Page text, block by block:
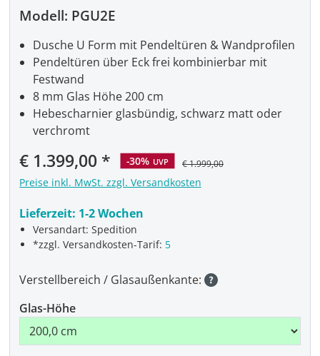
Modell: PGU2E
Verkaufspreis:
€ 1.399,00 -30% UVP € 1.999,00
Preise inkl. MwSt. zzgl. Versandkosten
Lieferzeit: 1-2 Wochen
Versandart: Spedition
*zzgl. Versandkosten-Tarif: 5
Dusche U Form mit Pendeltüren & Wandprofilen
Pendeltüren über Eck frei kombinierbar mit
Festwand
8 mm Glas Höhe 200 cm
Hebescharnier glasbündig, schwarz matt oder
verchromt
Verstellbereich / Glasaußenkante:
Glas-Höhe